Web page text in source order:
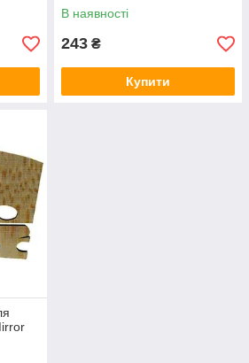
В наявності
243 ₴
Купити